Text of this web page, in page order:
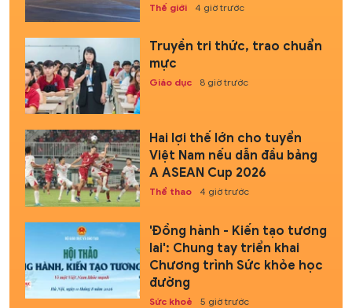
Thế giới 4 giờ trước
Truyền tri thức, trao chuẩn
mực
Giáo dục 8 giờ trước
Hai lợi thế lớn cho tuyển
Việt Nam nếu dẫn đầu bảng
A ASEAN Cup 2026
Thể thao 4 giờ trước
'Đồng hành - Kiến tạo tương
lai': Chung tay triển khai
Chương trình Sức khỏe học
đường
Sức khoẻ 5 giờ trước